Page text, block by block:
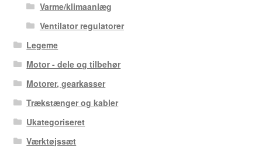
Varme/klimaanlæg
Ventilator regulatorer
Legeme
Motor - dele og tilbehør
Motorer, gearkasser
Trækstænger og kabler
Ukategoriseret
Værktøjssæt